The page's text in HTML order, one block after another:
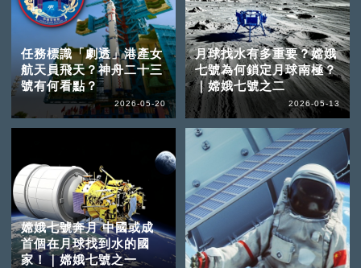
任務標識「劇透」港產女
航天員飛天？神舟二十三
號有何看點？
2026-05-20
月球找水有多重要？嫦娥
七號為何鎖定月球南極？
｜嫦娥七號之二
2026-05-13
嫦娥七號奔月 中國或成
首個在月球找到水的國
家！｜嫦娥七號之一